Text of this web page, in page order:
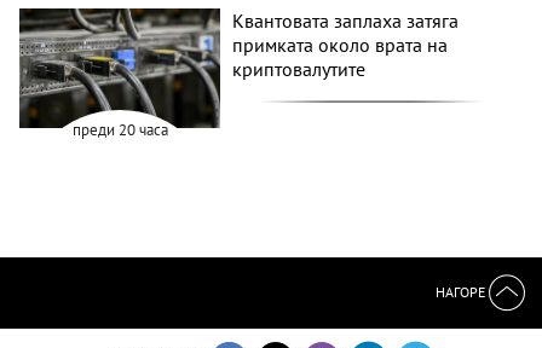
преди 20 часа
Квантовата заплаха затяга
примката около врата на
криптовалутите
НАГОРЕ